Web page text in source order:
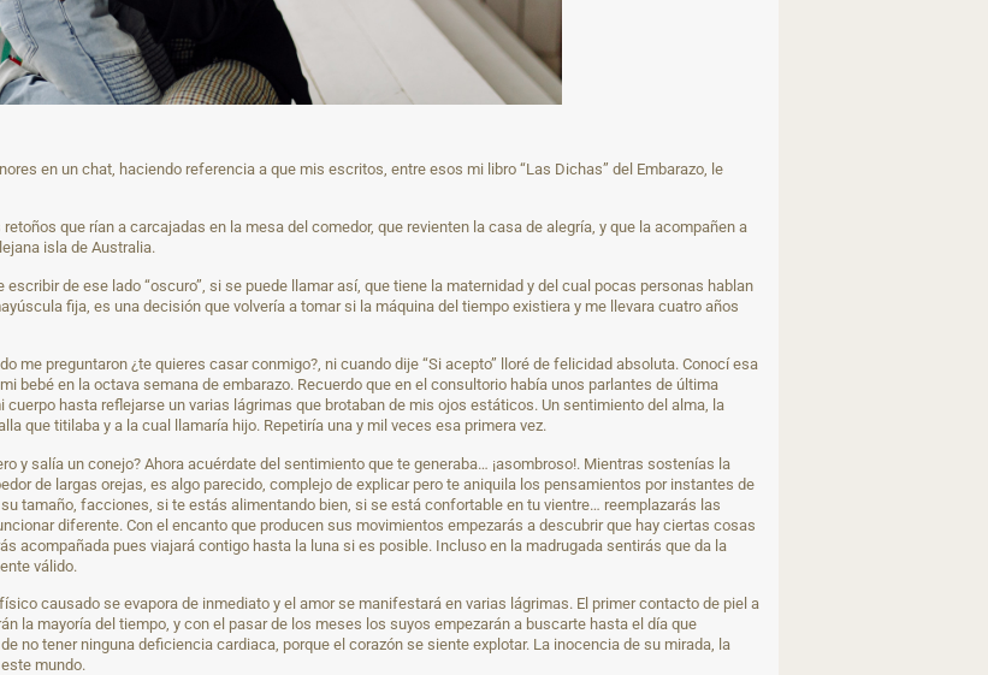
en un chat, haciendo referencia a que mis escritos, entre esos mi libro “Las Dichas” del Embarazo, le
que rían a carcajadas en la mesa del comedor, que revienten la casa de alegría, y que la acompañen a
isla de Australia.
de ese lado “oscuro”, si se puede llamar así, que tiene la maternidad y del cual pocas personas hablan
fija, es una decisión que volvería a tomar si la máquina del tiempo existiera y me llevara cuatro años
me preguntaron ¿te quieres casar conmigo?, ni cuando dije “Si acepto” lloré de felicidad absoluta. Conocí esa
bebé en la octava semana de embarazo. Recuerdo que en el consultorio había unos parlantes de última
hasta reflejarse un varias lágrimas que brotaban de mis ojos estáticos. Un sentimiento del alma, la
que titilaba y a la cual llamaría hijo. Repetiría una y mil veces esa primera vez.
y salía un conejo? Ahora acuérdate del sentimiento que te generaba… ¡asombroso!. Mientras sostenías la
de largas orejas, es algo parecido, complejo de explicar pero te aniquila los pensamientos por instantes de
tamaño, facciones, si te estás alimentando bien, si se está confortable en tu vientre… reemplazarás las
diferente. Con el encanto que producen sus movimientos empezarás a descubrir que hay ciertas cosas
acompañada pues viajará contigo hasta la luna si es posible. Incluso en la madrugada sentirás que da la
válido.
causado se evapora de inmediato y el amor se manifestará en varias lágrimas. El primer contacto de piel a
la mayoría del tiempo, y con el pasar de los meses los suyos empezarán a buscarte hasta el día que
no tener ninguna deficiencia cardiaca, porque el corazón se siente explotar. La inocencia de su mirada, la
mundo.